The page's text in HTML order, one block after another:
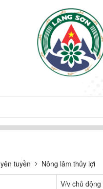
tuyền Nông lâm thủy lợi
V/v chủ